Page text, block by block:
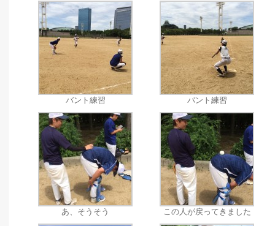
バント練習 バント練習
あ、そうそう この人が戻ってきました